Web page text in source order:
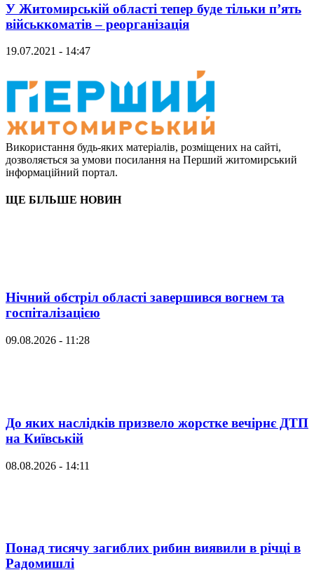
У Житомирській області тепер буде тільки п’ять
військкоматів – реорганізація
19.07.2021 - 14:47
Використання будь-яких матеріалів, розміщених на сайті,
дозволяється за умови посилання на Перший житомирський
інформаційний портал.
ЩЕ БІЛЬШЕ НОВИН
Нічний обстріл області завершився вогнем та
госпіталізацією
09.08.2026 - 11:28
До яких наслідків призвело жорстке вечірнє ДТП
на Київській
08.08.2026 - 14:11
Понад тисячу загиблих рибин виявили в річці в
Радомишлі